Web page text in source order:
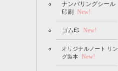
ナンバリングシール
印刷
New!
ゴム印 New!
オリジナルノート リン
グ製本 New!